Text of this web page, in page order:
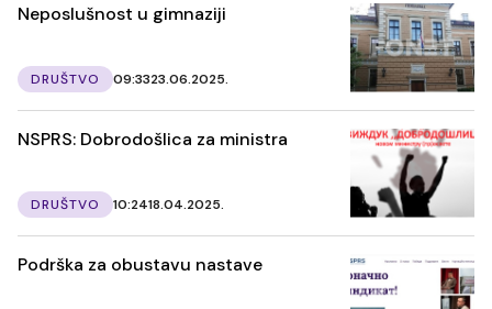
Neposlušnost u gimnaziji
DRUŠTVO 09:3323.06.2025.
NSPRS: Dobrodošlica za ministra
DRUŠTVO 10:2418.04.2025.
Podrška za obustavu nastave